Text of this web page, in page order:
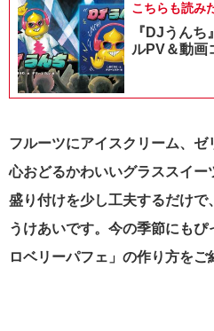
こちらも読み
『DJうん
ルPV＆動画
フルーツにアイスクリーム、ゼ
心おどるかわいいグラススイ
盛り付けを少し工夫するだけで
うけあいです。今の季節にもぴ
ロベリーパフェ」の作り方をご